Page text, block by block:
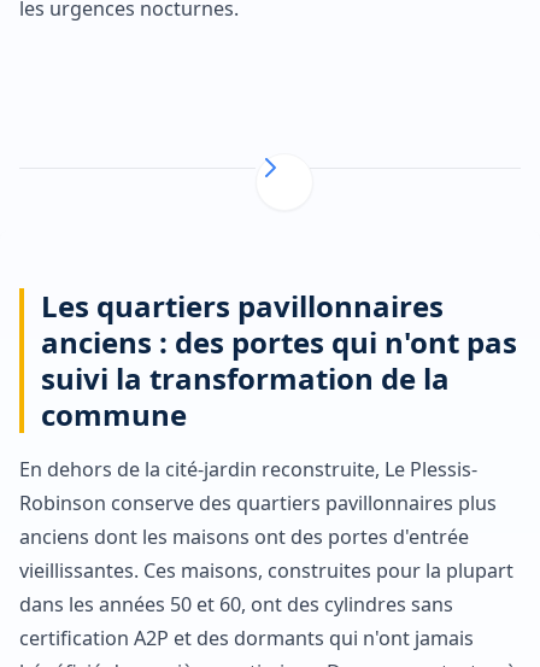
les urgences nocturnes.
Les quartiers pavillonnaires
anciens : des portes qui n'ont pas
suivi la transformation de la
commune
En dehors de la cité-jardin reconstruite, Le Plessis-
Robinson conserve des quartiers pavillonnaires plus
anciens dont les maisons ont des portes d'entrée
vieillissantes. Ces maisons, construites pour la plupart
dans les années 50 et 60, ont des cylindres sans
certification A2P et des dormants qui n'ont jamais